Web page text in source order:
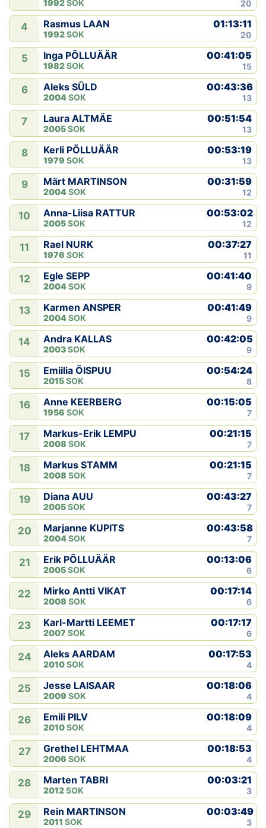
1992SOK 20
4 Rasmus LAAN
1992SOK
01:13:11
20
5 Inga PÕLLUÄÄR
1982SOK
00:41:05
15
6 Aleks SÜLD
2004SOK
00:43:36
13
7 Laura ALTMÄE
2005SOK
00:51:54
13
8 Kerli PÕLLUÄÄR
1979 SOK
00:53:19
13
9 Märt MARTINSON
2004SOK
00:31:59
12
10 Anna-Liisa RATTUR
2005SOK
00:53:02
12
11 Rael NURK
1976 SOK
00:37:27
11
12 Egle SEPP
2004SOK
00:41:40
9
13 Karmen ANSPER
2004SOK
00:41:49
9
14 Andra KALLAS
2003SOK
00:42:05
9
15 Emiilia ÕISPUU
2015SOK
00:54:24
8
16 Anne KEERBERG
1956 SOK
00:15:05
7
17 Markus-Erik LEMPU
2008 SOK
00:21:15
7
18 Markus STAMM
2008 SOK
00:21:15
7
19 Diana AUU
2005SOK
00:43:27
7
20 Marjanne KUPITS
2004SOK
00:43:58
7
21 Erik PÕLLUÄÄR
2005SOK
00:13:06
6
22 Mirko Antti VIKAT
2008 SOK
00:17:14
6
23 Karl-Martti LEEMET
2007 SOK
00:17:17
6
24 Aleks AARDAM
2010SOK
00:17:53
4
25 Jesse LAISAAR
2009 SOK
00:18:06
4
26 Emili PILV
2010SOK
00:18:09
4
27 Grethel LEHTMAA
2006 SOK
00:18:53
4
28 Marten TABRI
2012SOK
00:03:21
3
29 Rein MARTINSON
2011 SOK
00:03:49
3